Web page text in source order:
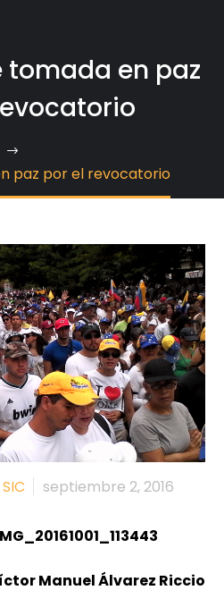
tomada en paz
paz por el revocatorio
septiembre 2, 2016
Manuel Álvarez Riccio